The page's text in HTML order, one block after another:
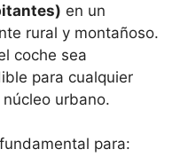
en un
rural y montañoso.
coche sea
para cualquier
urbano.
para: